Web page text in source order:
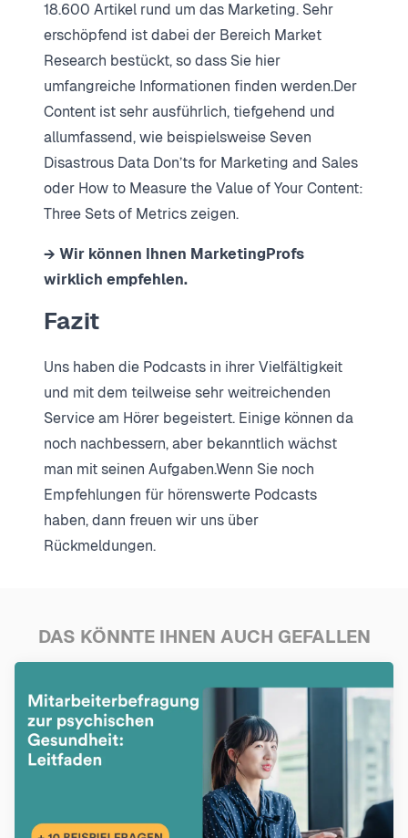
18.600 Artikel rund um das Marketing. Sehr
erschöpfend ist dabei der Bereich Market
Research bestückt, so dass Sie hier
umfangreiche Informationen finden werden.Der
Content ist sehr ausführlich, tiefgehend und
allumfassend, wie beispielsweise Seven
Disastrous Data Don’ts for Marketing and Sales
oder How to Measure the Value of Your Content:
Three Sets of Metrics zeigen.
→ Wir können Ihnen MarketingProfs
wirklich empfehlen.
Fazit
Uns haben die Podcasts in ihrer Vielfältigkeit
und mit dem teilweise sehr weitreichenden
Service am Hörer begeistert. Einige können da
noch nachbessern, aber bekanntlich wächst
man mit seinen Aufgaben.Wenn Sie noch
Empfehlungen für hörenswerte Podcasts
haben, dann freuen wir uns über
Rückmeldungen.
DAS KÖNNTE IHNEN AUCH GEFALLEN